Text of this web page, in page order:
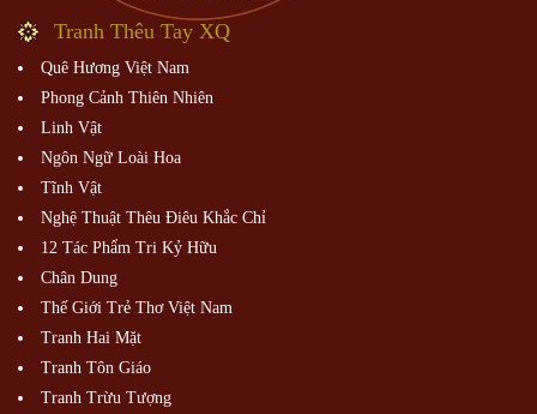
Tranh Thêu Tay XQ
Quê Hương Việt Nam
Phong Cảnh Thiên Nhiên
Linh Vật
Ngôn Ngữ Loài Hoa
Tĩnh Vật
Nghệ Thuật Thêu Điêu Khắc Chỉ
12 Tác Phẩm Tri Kỷ Hữu
Chân Dung
Thế Giới Trẻ Thơ Việt Nam
Tranh Hai Mặt
Tranh Tôn Giáo
Tranh Trừu Tượng